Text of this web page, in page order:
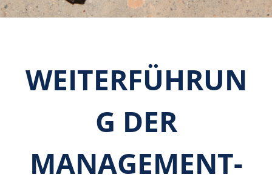
WEITERFÜHRUN
G DER
MANAGEMENT­